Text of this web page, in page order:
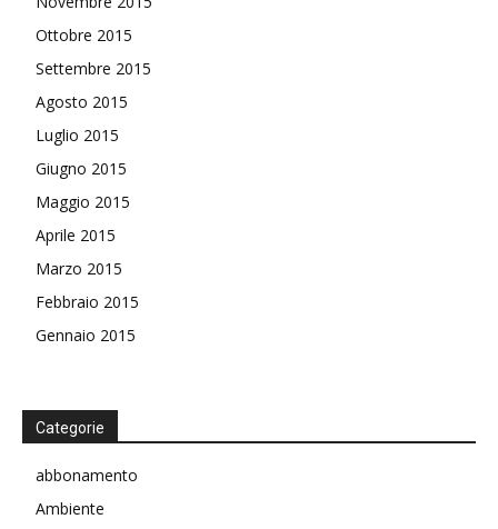
Ottobre 2015
Settembre 2015
Agosto 2015
Luglio 2015
Giugno 2015
Maggio 2015
Aprile 2015
Marzo 2015
Febbraio 2015
Gennaio 2015
Categorie
abbonamento
Ambiente